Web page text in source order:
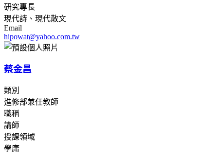
研究專長
現代詩、現代散文
Email
hipowat@yahoo.com.tw
蔡金昌
類別
進修部兼任教師
職稱
講師
授課領域
學庸